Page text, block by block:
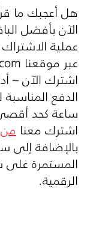
هل أعجبك ما
الآن بأفضل
عملية
عبر موقعنا
اشترك الآن –
ساعة كحد أقصى
اشترك معنا
بالإضافة إلى
المستمرة
الرقمية.